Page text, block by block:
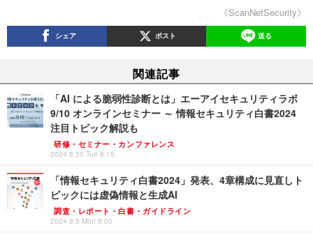
《ScanNetSecurity》
シェア ポスト 送る
関連記事
「AI による脆弱性診断とは」エーアイセキュリティラボ
9/10 オンラインセミナー ～ 情報セキュリティ白書2024
注目トピック解説も
研修・セミナー・カンファレンス
2024.8.20 Tue 8:15
「情報セキュリティ白書2024」発表、4章構成に見直しト
ピックには虚偽情報と生成AI
調査・レポート・白書・ガイドライン
2024.8.5 Mon 8:00